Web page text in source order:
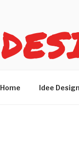
Home Idee Design